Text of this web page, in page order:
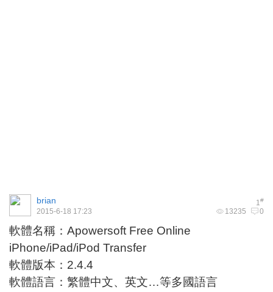
1#
brian
13235 0
2015-6-18 17:23
軟體名稱：Apowersoft Free Online
iPhone/iPad/iPod Transfer
軟體版本：2.4.4
軟體語言：繁體中文、英文…等多國語言